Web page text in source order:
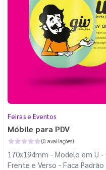
Feiras e Eventos
Móbile para PDV
(0 avaliações)
170x194mm - Modelo em U -
Frente e Verso - Faca